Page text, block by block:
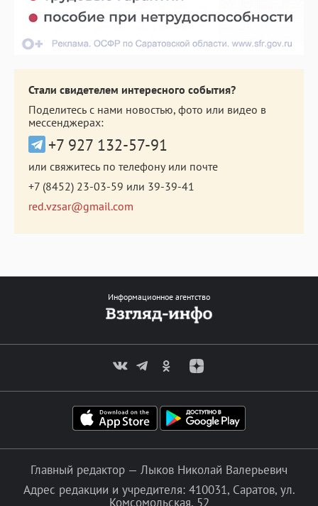
Стали свидетелем интересного события?
Поделитесь с нами новостью, фото или видео в
мессенджерах:
+7 927 132-57-91
или свяжитесь по телефону или почте
+7 (8452) 23-03-59 или 39-39-41
red.vzsar@gmail.com
Информационное агентство
Главный редактор — Лыков Николай Валерьевич
Адрес редакции и учредителя: 410031, Саратов, ул.
Комсомольская, 52